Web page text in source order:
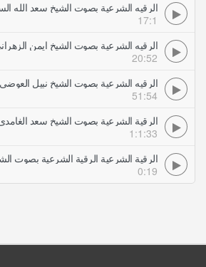
الرقيه الشرعية بصوت الشيخ سعد الله
17:1
الرقيه الشرعية بصوت الشيخ ايمن
20:52
الرقيه الشرعية بصوت الشيخ نبيل العوضي
51:54
الرقية الشرعية بصوت الشيخ سعد
1:1:33
0:19